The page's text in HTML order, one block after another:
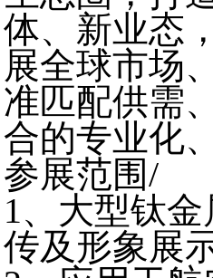
体、新业态
展全球市场
准匹配供需
合的专业化
参展范围/
1、大型钛
传及形象展